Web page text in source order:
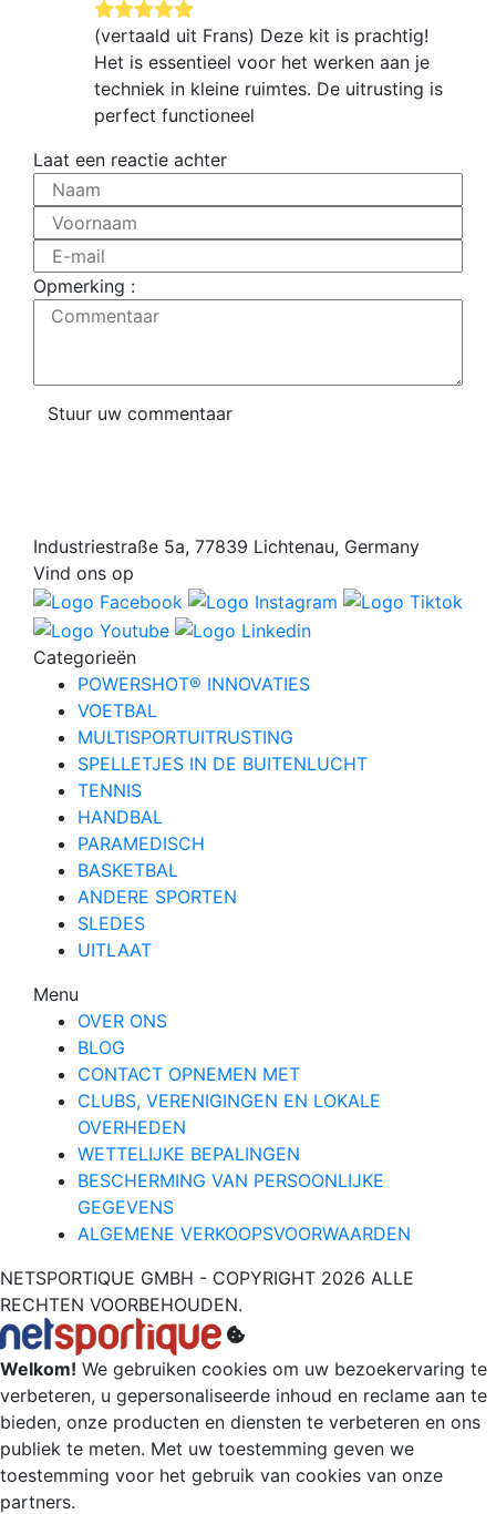
(vertaald uit Frans) Deze kit is prachtig!
Het is essentieel voor het werken aan je
techniek in kleine ruimtes. De uitrusting is
perfect functioneel
Laat een reactie achter
Naam
Voornaam
E-mail
Opmerking :
Commentaar
Stuur uw commentaar
Industriestraße 5a, 77839 Lichtenau, Germany
Vind ons op
Categorieën
POWERSHOT® INNOVATIES
VOETBAL
MULTISPORTUITRUSTING
SPELLETJES IN DE BUITENLUCHT
TENNIS
HANDBAL
PARAMEDISCH
BASKETBAL
ANDERE SPORTEN
SLEDES
UITLAAT
Menu
OVER ONS
BLOG
CONTACT OPNEMEN MET
CLUBS, VERENIGINGEN EN LOKALE
OVERHEDEN
WETTELIJKE BEPALINGEN
BESCHERMING VAN PERSOONLIJKE
GEGEVENS
ALGEMENE VERKOOPSVOORWAARDEN
NETSPORTIQUE GMBH - COPYRIGHT 2026 ALLE
RECHTEN VOORBEHOUDEN.
Welkom! We gebruiken cookies om uw bezoekervaring te
verbeteren, u gepersonaliseerde inhoud en reclame aan te
bieden, onze producten en diensten te verbeteren en ons
publiek te meten. Met uw toestemming geven we
toestemming voor het gebruik van cookies van onze
partners.